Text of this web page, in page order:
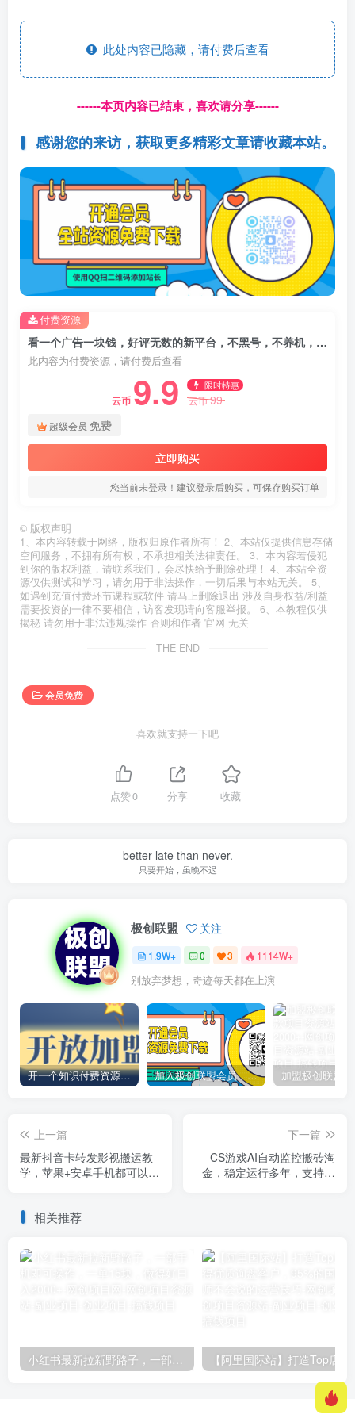
此处内容已隐藏，请付费后查看
------本页内容已结束，喜欢请分享------
感谢您的来访，获取更多精彩文章请收藏本站。
看一个广告一块钱，好评无数的新平台，不黑号，不养机，一撸几十块钱还是不错的【揭秘】
此内容为付费资源，请付费后查看
云币 9.9 限时特惠
云币99
超级会员 免费
立即购买
您当前未登录！建议登录后购买，可保存购买订单
付费资源
© 版权声明
1、本内容转载于网络，版权归原作者所有！ 2、本站仅提供信息存储
空间服务，不拥有所有权，不承担相关法律责任。 3、本内容若侵犯
到你的版权利益，请联系我们，会尽快给予删除处理！ 4、本站全资
源仅供测试和学习，请勿用于非法操作，一切后果与本站无关。 5、
如遇到充值付费环节课程或软件 请马上删除退出 涉及自身权益/利益
需要投资的一律不要相信，访客发现请向客服举报。 6、本教程仅供
揭秘 请勿用于非法违规操作 否则和作者 官网 无关
THE END
会员免费
喜欢就支持一下吧
点赞0 分享 收藏
better late than never.
只要开始，虽晚不迟
极创联盟 关注
1.9W+ 0 3 1114W+
别放弃梦想，奇迹每天都在上演
开一个知识付费资源网站，小白也能日入1000+ 加入极创联盟会员，全站资源免费学习。
上一篇
最新抖音卡转发影视搬运教
学，苹果+安卓手机都可以，
下一篇
CS游戏AI自动监控搬砖淘
金，稳定运行多年，支持任
相关推荐